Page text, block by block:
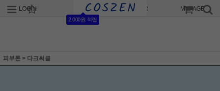
LOGIN JOIN
2,000원 적립
ORDER MYPAGE
피부톤 > 다크써클